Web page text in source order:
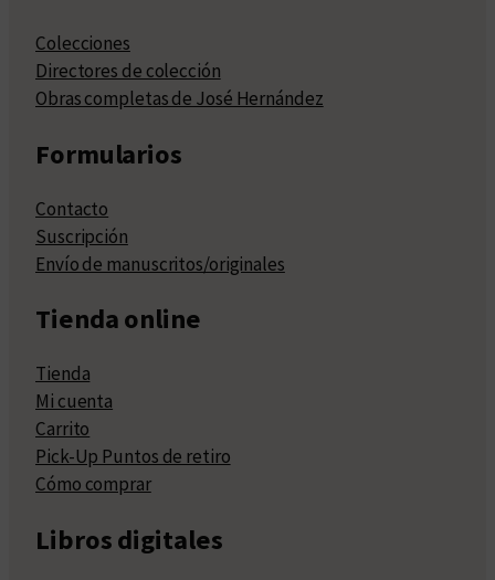
Colecciones
Directores de colección
Obras completas de José Hernández
Formularios
Contacto
Suscripción
Envío de manuscritos/originales
Tienda online
Tienda
Mi cuenta
Carrito
Pick-Up Puntos de retiro
Cómo comprar
Libros digitales